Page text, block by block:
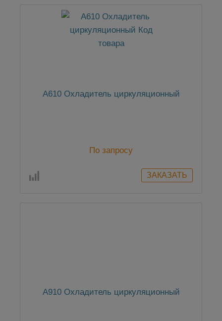
А610 Охладитель циркуляционный
По запросу
А910 Охладитель циркуляционный